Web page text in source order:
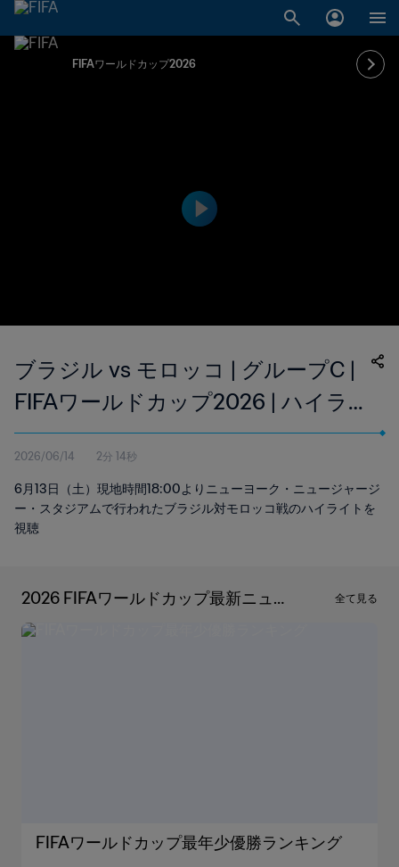
FIFAワールドカップ2026
ブラジル vs モロッコ | グループC |
FIFAワールドカップ2026 | ハイライ
ト
2026/06/14 2分 14秒
6月13日（土）現地時間18:00よりニューヨーク・ニュージャージ
ー・スタジアムで行われたブラジル対モロッコ戦のハイライトを
視聴
2026 FIFAワールドカップ最新ニュ
ース
全て見る
FIFAワールドカップ最年少優勝ランキング